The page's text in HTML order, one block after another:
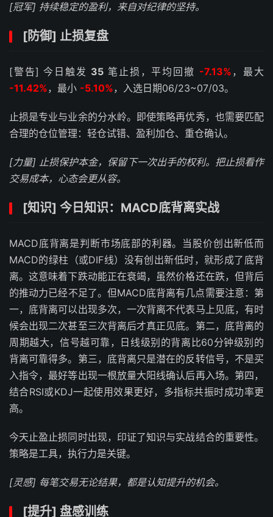
[冠军] 持续稳定的盈利，来自对纪律的坚持。
[防御] 止损复盘
[警告] 今日触发 35 笔止损，平均回撤 -7.13% ，最大
-11.42%，最小 -5.10%，入选日期06/23~07/03。
止损是专业与业余的分水岭。即使策略再优秀，也需要匹配
合理的仓位管理：轻仓试错、盈利加仓、重仓确认。
[力量] 止损保护本金，保留下一次出手的权利。把止损看作
交易成本，心态会更从容。
[知识] 今日知识：MACD底背离实战
MACD底背离是判断市场底部的利器。当股价创出新低而
MACD的绿柱（或DIF线）没有创出新低时，就形成了底背
离。这意味着下跌动能正在衰竭，虽然价格还在跌，但背后
的推动力已经不足了。但MACD底背离有几点需要注意：第
一，底背离可以出现多次，一次背离不代表马上见底，有时
候会出现二次甚至三次背离后才真正见底。第二，底背离的
周期越大，信号越可靠，日线级别的背离比60分钟级别的
背离可靠得多。第三，底背离只是潜在的反转信号，不是买
入指令，最好等出现一根放量大阳线确认后再入场。第四，
结合RSI或KDJ一起使用效果更好，多指标共振时成功率更
高。
今天止盈止损同时出现，印证了知识与实战结合的重要性。
策略是工具，执行力是关键。
[灵感] 每笔交易无论结果，都是认知提升的机会。
[提升] 盘感训练